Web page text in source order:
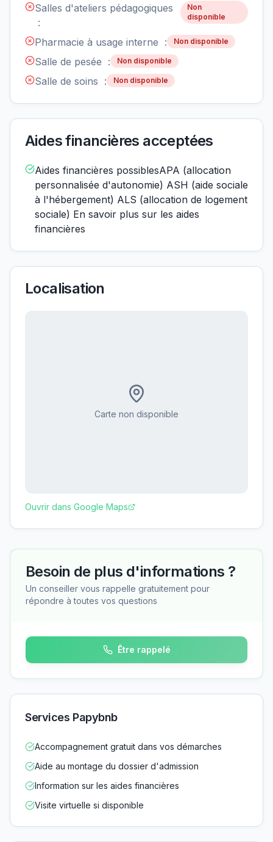
Salles d'ateliers pédagogiques
:
Non
disponible
Pharmacie à usage interne : Non disponible
Salle de pesée : Non disponible
Salle de soins : Non disponible
Aides financières acceptées
Aides financières possiblesAPA (allocation
personnalisée d'autonomie) ASH (aide sociale
à l'hébergement) ALS (allocation de logement
sociale) En savoir plus sur les aides
financières
Localisation
Carte non disponible
Ouvrir dans Google Maps
Besoin de plus d'informations ?
Un conseiller vous rappelle gratuitement pour
répondre à toutes vos questions
Être rappelé
Services Papybnb
Accompagnement gratuit dans vos démarches
Aide au montage du dossier d'admission
Information sur les aides financières
Visite virtuelle si disponible